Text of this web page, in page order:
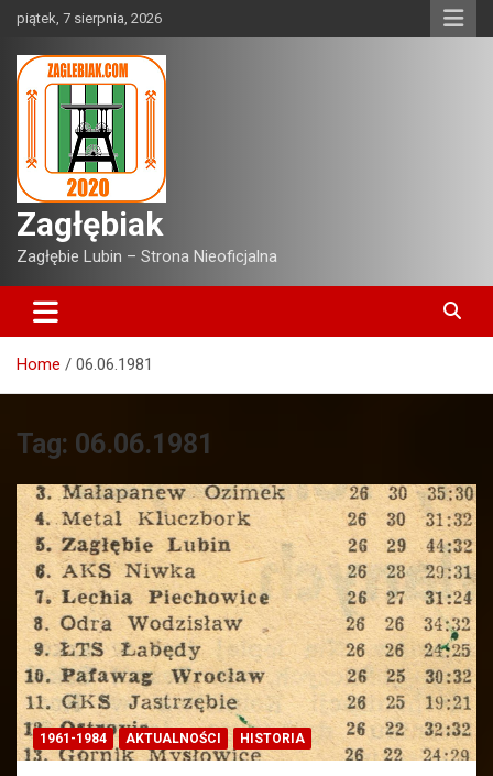
Skip
content
piątek, 7 sierpnia, 2026
Zagłębiak
Zagłębie Lubin – Strona Nieoficjalna
Home 06.06.1981
Tag: 06.06.1981
1961-1984 AKTUALNOŚCI HISTORIA